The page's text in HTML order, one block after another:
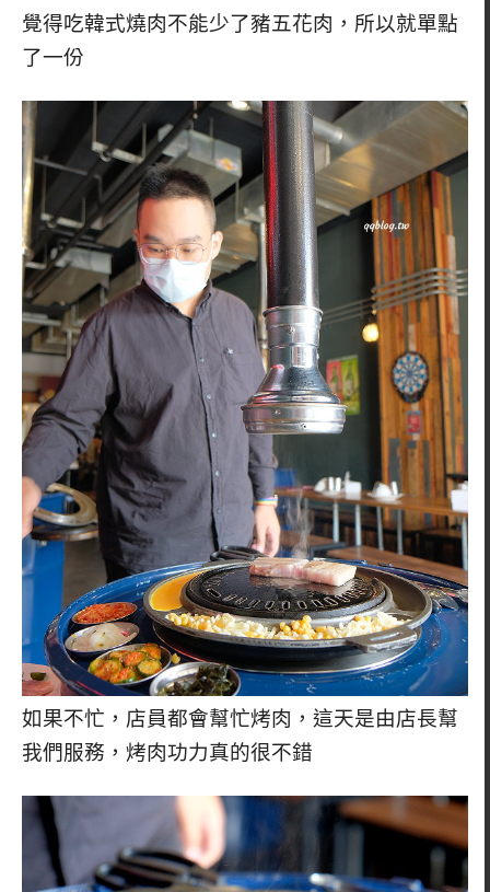
覺得吃韓式燒肉不能少了豬五花肉，所以就單點
了一份
如果不忙，店員都會幫忙烤肉，這天是由店長幫
我們服務，烤肉功力真的很不錯